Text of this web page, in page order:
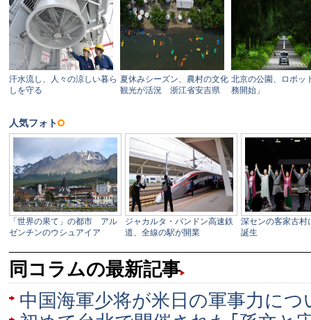
同コラムの最新記事
中国海軍少将が米日の軍事力につ